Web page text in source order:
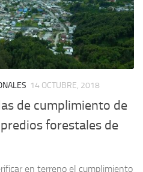
14 OCTUBRE, 2018
de cumplimiento de
forestales de
en terreno el cumplimiento